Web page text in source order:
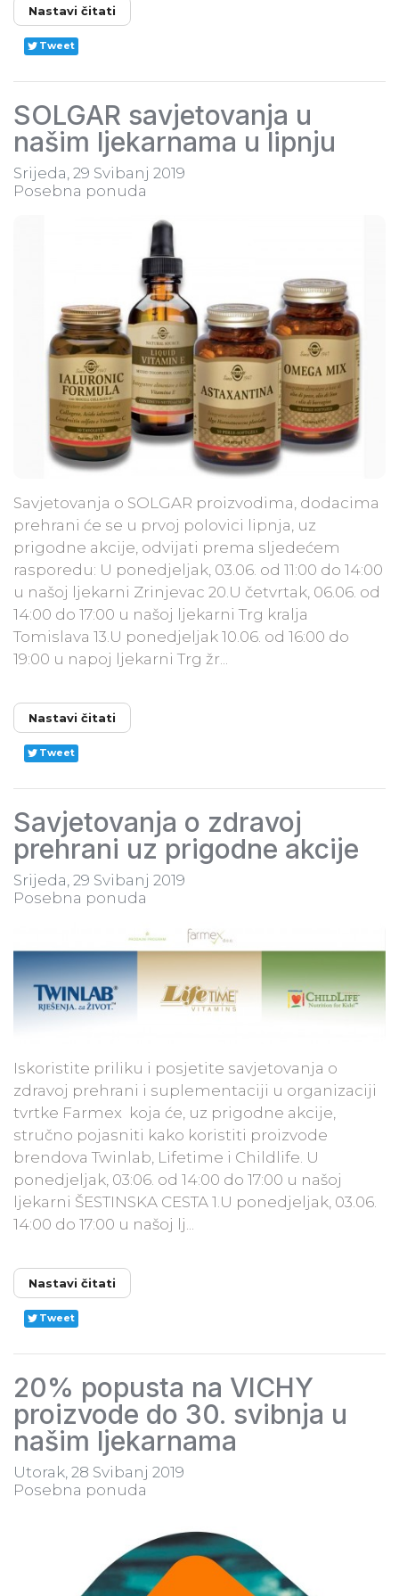
Nastavi čitati
Tweet
SOLGAR savjetovanja u
našim ljekarnama u lipnju
Srijeda, 29 Svibanj 2019
Posebna ponuda
Savjetovanja o SOLGAR proizvodima, dodacima
prehrani će se u prvoj polovici lipnja, uz
prigodne akcije, odvijati prema sljedećem
rasporedu: U ponedjeljak, 03.06. od 11:00 do 14:00
u našoj ljekarni Zrinjevac 20.U četvrtak, 06.06. od
14:00 do 17:00 u našoj ljekarni Trg kralja
Tomislava 13.U ponedjeljak 10.06. od 16:00 do
19:00 u napoj ljekarni Trg žr...
Nastavi čitati
Tweet
Savjetovanja o zdravoj
prehrani uz prigodne akcije
Srijeda, 29 Svibanj 2019
Posebna ponuda
Iskoristite priliku i posjetite savjetovanja o
zdravoj prehrani i suplementaciji u organizaciji
tvrtke Farmex koja će, uz prigodne akcije,
stručno pojasniti kako koristiti proizvode
brendova Twinlab, Lifetime i Childlife. U
ponedjeljak, 03:06. od 14:00 do 17:00 u našoj
ljekarni ŠESTINSKA CESTA 1.U ponedjeljak, 03.06.
14:00 do 17:00 u našoj lj...
Nastavi čitati
Tweet
20% popusta na VICHY
proizvode do 30. svibnja u
našim ljekarnama
Utorak, 28 Svibanj 2019
Posebna ponuda